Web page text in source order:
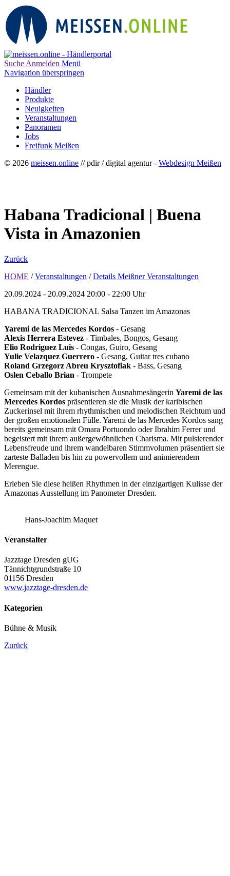
Suche Anmelden Menü
Navigation überspringen
Händler
Produkte
Neuigkeiten
Veranstaltungen
Panoramen
Jobs
Freifunk Meißen
© 2026 meissen.online // pdir / digital agentur - Webdesign Meißen
Habana Tradicional | Buena
Vista in Amazonien
Zurück
HOME / Veranstaltungen / Details Meißner Veranstaltungen
20.09.2024 - 20.09.2024 20:00 - 22:00 Uhr
HABANA TRADICIONAL Salsa Tanzen im Amazonas
Yaremi de las Mercedes Kordos - Gesang
Alexis Herrera Estevez - Timbales, Bongos, Gesang
Elio Rodriguez Luis - Congas, Guiro, Gesang
Yulie Velazquez Guerrero - Gesang, Guitar tres cubano
Roland Grzegorz Abreu Krysztofiak - Bass, Gesang
Oslen Ceballo Brian - Trompete
Gemeinsam mit der kubanischen Ausnahmesängerin Yaremi de las
Mercedes Kordos präsentieren sie die Musik der karibischen
Zuckerinsel mit ihrem rhythmischen und melodischen Reichtum und
der großen emotionalen Fülle. Yaremi de las Mercedes Kordos sang
bereits gemeinsam mit Omara Portuondo oder Ibrahim Ferrer und
begeistert mit ihrem außergewöhnlichen Charisma. Mit pulsierender
Lebensfreude und ihrem wandelbaren Stimmvolumen präsentiert sie
zarteste Balladen bis hin zu powervollem und animierendem
Merengue.
Erleben Sie diese heißen Rhythmen in der einzigartigen Kulisse der
Amazonas Ausstellung im Panometer Dresden.
Hans-Joachim Maquet
Veranstalter
Jazztage Dresden gUG
Tännichtgrundstraße 10
01156 Dresden
www.jazztage-dresden.de
Kategorien
Bühne & Musik
Zurück